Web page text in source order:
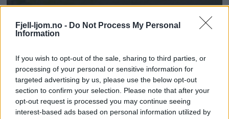
Fjell-ljom.no - Do Not Process My Personal
Information
If you wish to opt-out of the sale, sharing to third parties, or
processing of your personal or sensitive information for
targeted advertising by us, please use the below opt-out
section to confirm your selection. Please note that after your
opt-out request is processed you may continue seeing
interest-based ads based on personal information utilized by